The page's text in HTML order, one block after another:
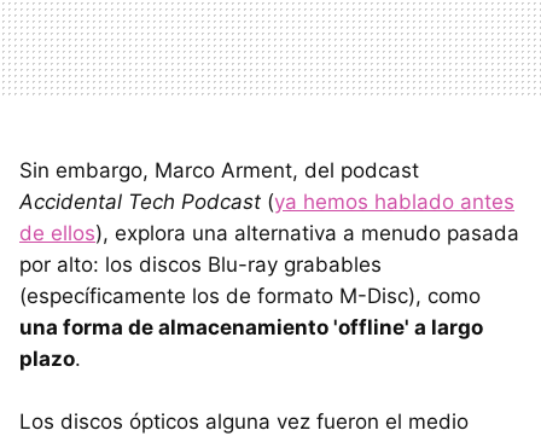
Sin embargo, Marco Arment, del podcast
Accidental Tech Podcast (ya hemos hablado antes
de ellos), explora una alternativa a menudo pasada
por alto: los discos Blu-ray grabables
(específicamente los de formato M-Disc), como
una forma de almacenamiento 'offline' a largo
plazo.
Los discos ópticos alguna vez fueron el medio